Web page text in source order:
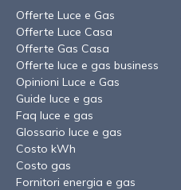
Offerte Luce e Gas
Offerte Luce Casa
Offerte Gas Casa
Offerte luce e gas business
Opinioni Luce e Gas
Guide luce e gas
Faq luce e gas
Glossario luce e gas
Costo kWh
Costo gas
Fornitori energia e gas